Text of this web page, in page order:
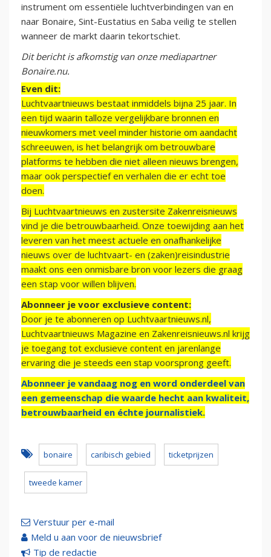
instrument om essentiële luchtverbindingen van en
naar Bonaire, Sint-Eustatius en Saba veilig te stellen
wanneer de markt daarin tekortschiet.
Dit bericht is afkomstig van onze mediapartner
Bonaire.nu.
Even dit:
Luchtvaartnieuws bestaat inmiddels bijna 25 jaar. In
een tijd waarin talloze vergelijkbare bronnen en
nieuwkomers met veel minder historie om aandacht
schreeuwen, is het belangrijk om betrouwbare
platforms te hebben die niet alleen nieuws brengen,
maar ook perspectief en verhalen die er echt toe
doen.
Bij Luchtvaartnieuws en zustersite Zakenreisnieuws
vind je die betrouwbaarheid. Onze toewijding aan het
leveren van het meest actuele en onafhankelijke
nieuws over de luchtvaart- en (zaken)reisindustrie
maakt ons een onmisbare bron voor lezers die graag
een stap voor willen blijven.
Abonneer je voor exclusieve content:
Door je te abonneren op Luchtvaartnieuws.nl,
Luchtvaartnieuws Magazine en Zakenreisnieuws.nl krijg
je toegang tot exclusieve content en jarenlange
ervaring die je steeds een stap voorsprong geeft.
Abonneer je vandaag nog en word onderdeel van
een gemeenschap die waarde hecht aan kwaliteit,
betrouwbaarheid en échte journalistiek.
bonaire caribisch gebied ticketprijzen
tweede kamer
Verstuur per e-mail
Meld u aan voor de nieuwsbrief
Tip de redactie